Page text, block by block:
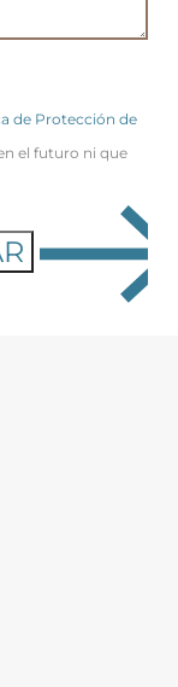
de Protección de
el futuro ni que